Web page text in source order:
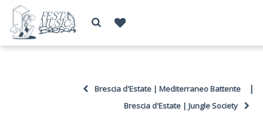
Brescia d'Estate | Mediterraneo Battente |
Brescia d'Estate | Jungle Society